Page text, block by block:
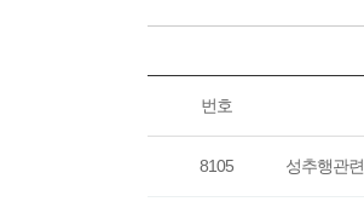
번호
8105 성추행관련